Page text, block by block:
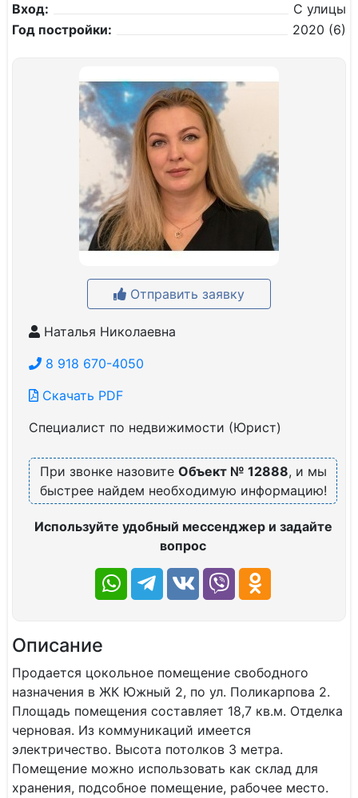
Вход:
С улицы
Год постройки:
2020 (6)
Отправить заявку
Наталья Николаевна
8 918 670-4050
Скачать PDF
Специалист по недвижимости (Юрист)
При звонке назовите Объект № 12888, и мы
быстрее найдем необходимую информацию!
Используйте удобный мессенджер и задайте
вопрос
Описание
Продается цокольное помещение свободного
назначения в ЖК Южный 2, по ул. Поликарпова 2.
Площадь помещения составляет 18,7 кв.м. Отделка
черновая. Из коммуникаций имеется
электричество. Высота потолков 3 метра.
Помещение можно использовать как склад для
хранения, подсобное помещение, рабочее место.